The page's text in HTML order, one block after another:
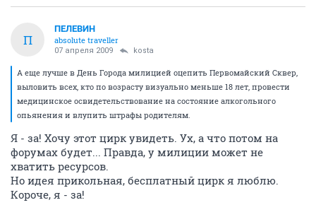
П
ПЕЛЕВИН
absolute traveller
07 апреля 2009 kosta
А еще лучше в День Города милицией оцепить Первомайский Сквер,
выловить всех, кто по возрасту визуально меньше 18 лет, провести
медицинское освидетельствование на состояние алкогольного
опьянения и влупить штрафы родителям.
Я - за! Хочу этот цирк увидеть. Ух, а что потом на
форумах будет... Правда, у милиции может не
хватить ресурсов.
Но идея прикольная, бесплатный цирк я люблю.
Короче, я - за!